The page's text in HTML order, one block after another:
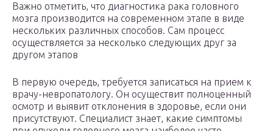
Важно отметить, что диагностика рака головного
мозга производится на современном этапе в виде
нескольких различных способов. Сам процесс
осуществляется за несколько следующих друг за
другом этапов
В первую очередь, требуется записаться на прием к
врачу-невропатологу. Он осуществит полноценный
осмотр и выявит отклонения в здоровье, если они
присутствуют. Специалист знает, какие симптомы